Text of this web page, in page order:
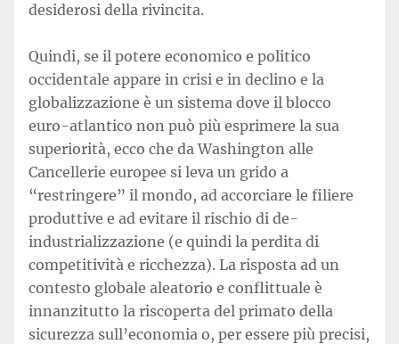
desiderosi della rivincita.
Quindi, se il potere economico e politico
occidentale appare in crisi e in declino e la
globalizzazione è un sistema dove il blocco
euro-atlantico non può più esprimere la sua
superiorità, ecco che da Washington alle
Cancellerie europee si leva un grido a
“restringere” il mondo, ad accorciare le filiere
produttive e ad evitare il rischio di de-
industrializzazione (e quindi la perdita di
competitività e ricchezza). La risposta ad un
contesto globale aleatorio e conflittuale è
innanzitutto la riscoperta del primato della
sicurezza sull’economia o, per essere più precisi,